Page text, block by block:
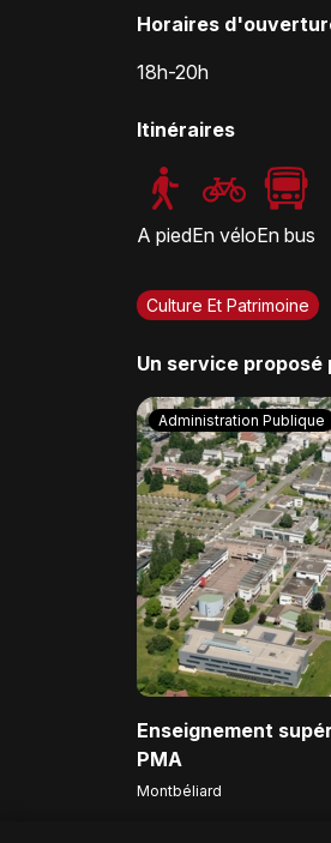
Horaires
18h-20h
Itinéraires
A piedEn véloEn bus
Culture Et Patrimoine
Un service proposé
Administration Publique
Enseignement
PMA
Montbéliard